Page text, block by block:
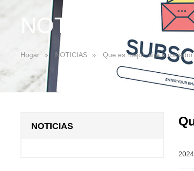
NOTICIAS
Hogar » NOTICIAS » Que es mejor, aire o
NOTICIAS